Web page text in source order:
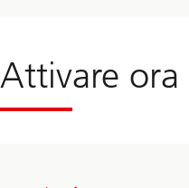
Attivare ora